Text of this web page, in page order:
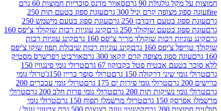
גולגולת 90 גרם
סאוור מדנס סוכריות חמוצות 60 גרם
מצופה קרם וניל 300 גרם
עוגת ספוג בטעם תות 250
בטעם דובדבן 250 גרם
עוגת ספוג בטעם מישמש 250
בטעם שוקולד 250 גרם
קינג עוגיות רכות שוקולד צ'יפס 160
רכות שוקולד מריר צ'יפס 160 גרם
קינג עוגיות רכות
160 גרם
קינג עוגיות רכות שיבולת תפוז שוקו צ'יפס
ספוג מצופה קרם קקאו 300 גרם
אורביט רפרשרס מסטיק
אבטיח פטל בקבוקון 67 גרם
טרולי גומי פינגווין 150
שיני דרקולה 150 גרם
טרולי סופר בריין 150ג'
טרולי גומי
טרולי גומי פירות ים 175 גרם
טרולי גומי עכברים 200
נשיקות תות 200 גרם
טרולי גומי פרות חלב 200 גרם
טרולי
גרם
טרולי מרשמלו תפוח 150 גרם
טרולי גומי
גרם
קישוטי עוגה בצנצנת 500 גרם צבעוני עגול /